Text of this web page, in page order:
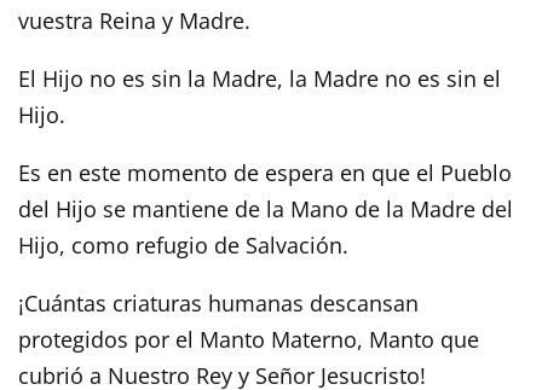
vuestra Reina y Madre.
El Hijo no es sin la Madre, la Madre no es sin el
Hijo.
Es en este momento de espera en que el Pueblo
del Hijo se mantiene de la Mano de la Madre del
Hijo, como refugio de Salvación.
¡Cuántas criaturas humanas descansan
protegidos por el Manto Materno, Manto que
cubrió a Nuestro Rey y Señor Jesucristo!